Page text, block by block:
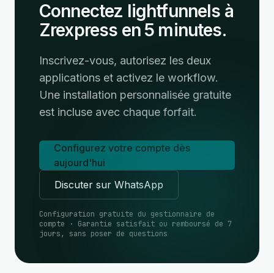
Connectez lightfunnels à
Zrexpress en 5 minutes.
Inscrivez-vous, autorisez les deux
applications et activez le workflow.
Une installation personnalisée gratuite
est incluse avec chaque forfait.
Configurez votre compte dès
aujourd'hui
Discuter sur WhatsApp
Configuration gratuite du gestionnaire de
compte · Garantie satisfait ou remboursé de 7
jours, sans poser de questions